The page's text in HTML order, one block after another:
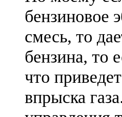
бензиновое
смесь, то
бензина, то
что
впрыска